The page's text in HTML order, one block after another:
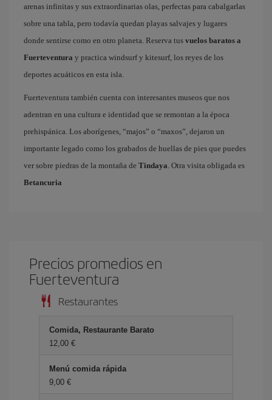
arenas infinitas y sus extraordinarias olas, perfectas para cabalgarlas
sobre una tabla, pero todavía quedan playas salvajes y lugares
donde sentirse como en otro planeta. Reserva tus vuelos baratos a
Fuerteventura y practica windsurf y kitesurf, los reyes de los
deportes acuáticos en esta isla.
Fuerteventura también cuenta con interesantes museos que nos
adentran en una cultura e identidad que se remontan a la época
prehispánica. Los aborígenes, “majos” o “maxos”, dejaron un
importante legado como los grabados de huellas de pies que puedes
ver sobre piedras de la montaña de Tindaya. Otra visita obligada es
Betancuria
Precios promedios en
Fuerteventura
Restaurantes
Comida, Restaurante Barato
12,00 €
Menú comida rápida
9,00 €